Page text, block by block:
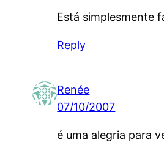
Está simplesmente
Reply
Renée
07/10/2007
é uma alegria para